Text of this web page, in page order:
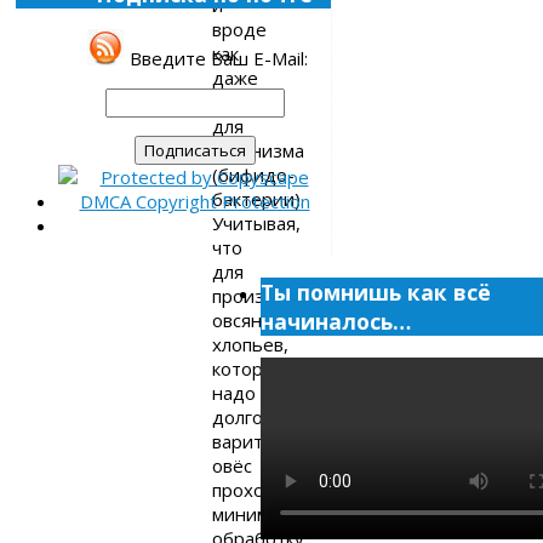
вроде
как
даже
для
организма
(бифидо-
бактерии).
Учитывая,
что
для
производства
овсяных
хлопьев,
которые
надо
долго
варить,
овёс
проходит
минимальную
обработку,
Введите Ваш E-Mail:
Ты помнишь как всё
начиналось…